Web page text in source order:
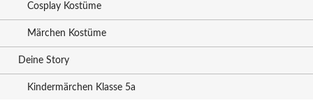
Cosplay Kostüme
Märchen Kostüme
Deine Story
Kindermärchen Klasse 5a